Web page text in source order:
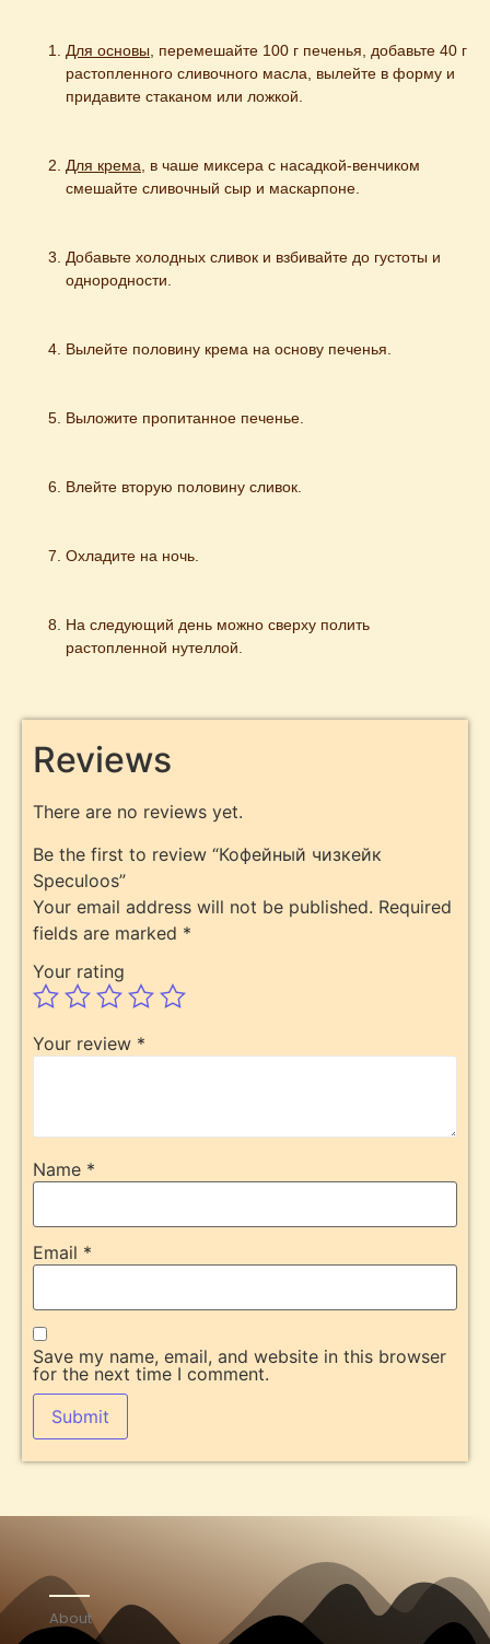
Для основы , перемешайте 100 г печенья, добавьте 40 г
растопленного сливочного масла, вылейте в форму и
придавите стаканом или ложкой.
Для крема , в чаше миксера с насадкой-венчиком
смешайте сливочный сыр и маскарпоне.
Добавьте холодных сливок и взбивайте до густоты и
однородности.
Вылейте половину крема на основу печенья.
Выложите пропитанное печенье.
Влейте вторую половину сливок.
Охладите на ночь.
На следующий день можно сверху полить
растопленной нутеллой.
Reviews
There are no reviews yet.
Be the first to review “Кофейный чизкейк
Speculoos”
Your email address will not be published. Required
fields are marked *
Your rating
Your review *
Name *
Email *
Save my name, email, and website in this browser
for the next time I comment.
About